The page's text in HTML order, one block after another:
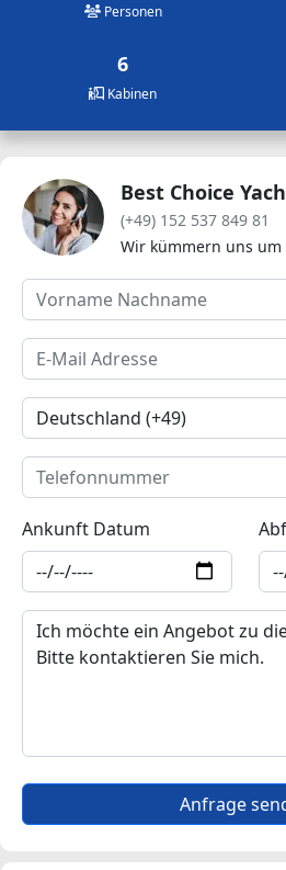
Personen
6
Kabinen
Best Choice
(+49) 152 537 849 81
Wir kümmern uns
Ankunft Datum
Anfrage